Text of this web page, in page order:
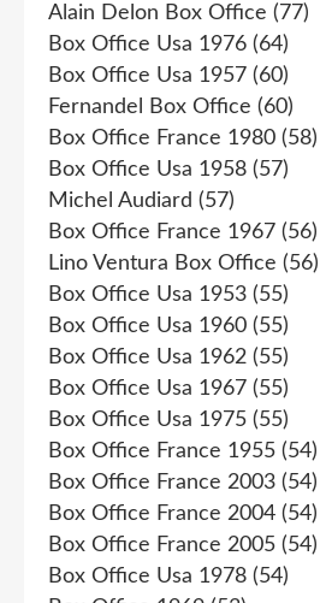
Alain Delon Box Office (77)
Box Office Usa 1976 (64)
Box Office Usa 1957 (60)
Fernandel Box Office (60)
Box Office France 1980 (58)
Box Office Usa 1958 (57)
Michel Audiard (57)
Box Office France 1967 (56)
Lino Ventura Box Office (56)
Box Office Usa 1953 (55)
Box Office Usa 1960 (55)
Box Office Usa 1962 (55)
Box Office Usa 1967 (55)
Box Office Usa 1975 (55)
Box Office France 1955 (54)
Box Office France 2003 (54)
Box Office France 2004 (54)
Box Office France 2005 (54)
Box Office Usa 1978 (54)